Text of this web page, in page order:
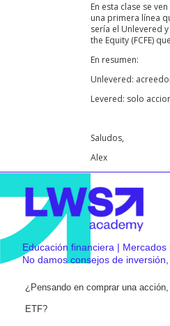
En esta clase se
una primera línea
sería el Unlevered
the Equity (FCFE)
En resumen:
Unlevered:
Levered: solo
Saludos,
Alex
Educación financiera |
No damos consejos de
¿Pensando en comprar una
ETF?